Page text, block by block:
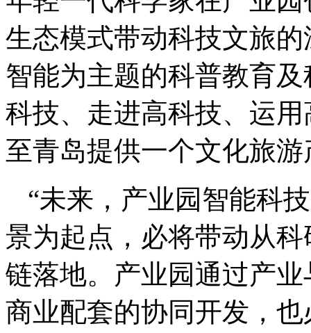
生态模式带动科技文旅
智能为主题的科普教育
科技、走进高科技、运
至青岛提供一个文化旅
“未来，产业园智能科
景为起点，必将带动从
链落地。产业园通过产
商业配套的协同开发，